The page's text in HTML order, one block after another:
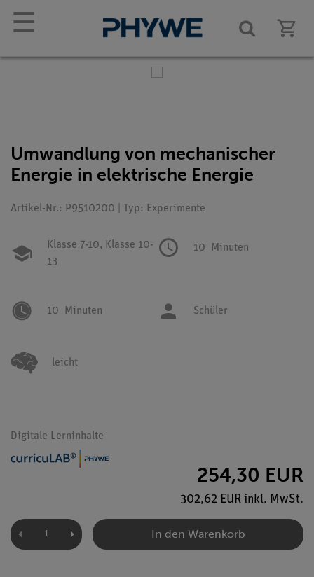
☰
Umwandlung von mechanischer
Energie in elektrische Energie
Artikel-Nr.: P9510200 | Typ: Experimente
Klasse 7-10, Klasse 10-
13
10 Minuten
10 Minuten Schüler
leicht
Digitale Lerninhalte
254,30 EUR
302,62 EUR inkl. MwSt.
In den Warenkorb